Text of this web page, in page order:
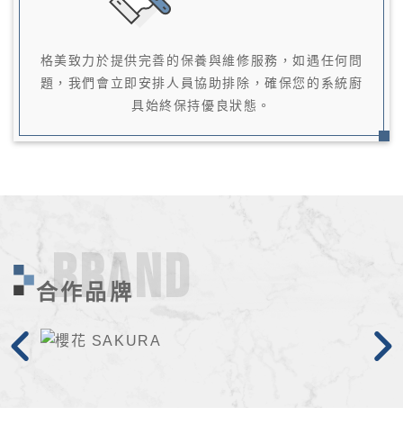
格美致力於提供完善的保養與維修服務，如遇任何問
題，我們會立即安排人員協助排除，確保您的系統廚
具始終保持優良狀態。
合作品牌
BRAND